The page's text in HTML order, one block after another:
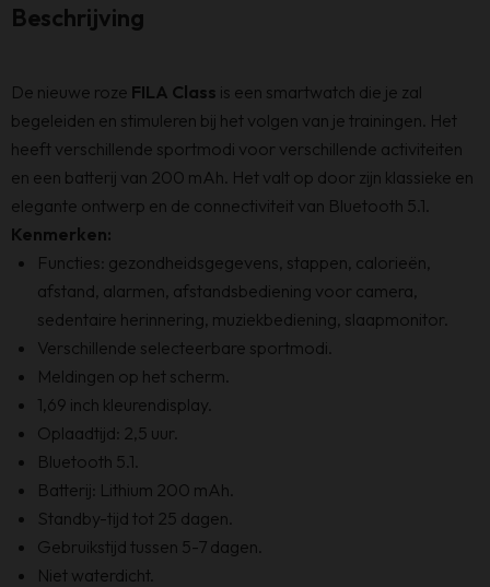
Beschrijving
De nieuwe roze FILA Class is een smartwatch die je zal
begeleiden en stimuleren bij het volgen van je trainingen. Het
heeft verschillende sportmodi voor verschillende activiteiten
en een batterij van 200 mAh. Het valt op door zijn klassieke en
elegante ontwerp en de connectiviteit van Bluetooth 5.1.
Kenmerken:
Functies: gezondheidsgegevens, stappen, calorieën,
afstand, alarmen, afstandsbediening voor camera,
sedentaire herinnering, muziekbediening, slaapmonitor.
Verschillende selecteerbare sportmodi.
Meldingen op het scherm.
1,69 inch kleurendisplay.
Oplaadtijd: 2,5 uur.
Bluetooth 5.1.
Batterij: Lithium 200 mAh.
Standby-tijd tot 25 dagen.
Gebruikstijd tussen 5-7 dagen.
Niet waterdicht.